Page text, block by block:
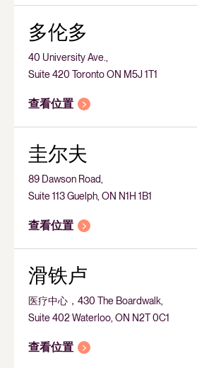
多伦多
40 University Ave.,
Suite 420 Toronto ON M5J 1T1
查看位置
圭尔夫
89 Dawson Road,
Suite 113 Guelph, ON N1H 1B1
查看位置
滑铁卢
医疗中心，430 The Boardwalk,
Suite 402 Waterloo, ON N2T 0C1
查看位置